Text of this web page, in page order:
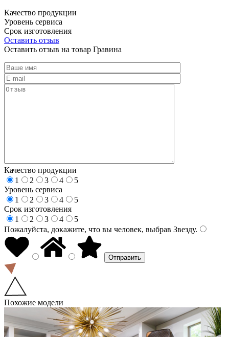
Качество продукции
Уровень сервиса
Срок изготовления
Оставить отзыв
Оставить отзыв на товар Гравина
Качество продукции
1
2 3 4
5
Уровень сервиса
1
2 3 4
5
Срок изготовления
1
2 3 4
5
Пожалуйста, докажите, что вы человек, выбрав Звезду.
Похожие модели